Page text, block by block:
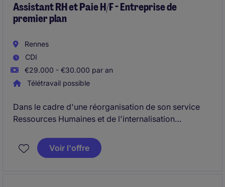
Assistant RH et Paie H/F - Entreprise de
premier plan
Rennes
CDI
€29.000 - €30.000 par an
Télétravail possible
Dans le cadre d'une réorganisation de son service
Ressources Humaines et de l'internalisation
recrutons pour notre client un(e) Assistant RH et Paie
H/F.
Voir l'offre